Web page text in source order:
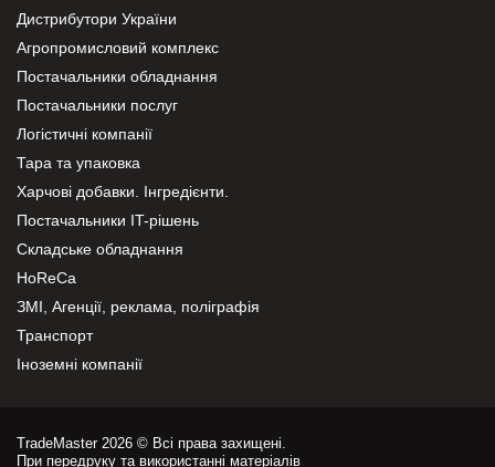
Дистрибутори України
Агропромисловий комплекс
Постачальники обладнання
Постачальники послуг
Логістичні компанії
Тара та упаковка
Харчові добавки. Інгредієнти.
Постачальники IT-рішень
Складське обладнання
HoReCa
ЗМІ, Агенції, реклама, поліграфія
Транспорт
Іноземні компанії
TradeMaster 2026 © Всі права захищені.
При передруку та використанні матеріалів